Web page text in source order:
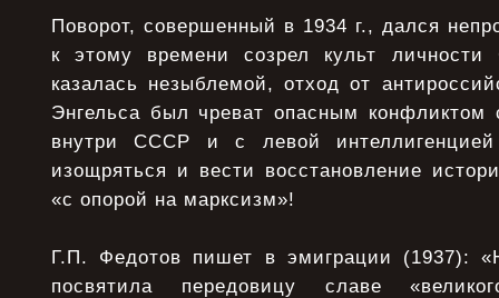
Поворот, совершенный в 1934 г., дался
к этому времени созрел культ
казалась незыблемой, отход от
Энгельса был чреват опасным конфликтом
внутри СССР и с левой
изощряться и вести восстановление
«с опорой на марксизм»!
Г.П. Федотов пишет в эмиграции (1937):
посвятила передовицу славе